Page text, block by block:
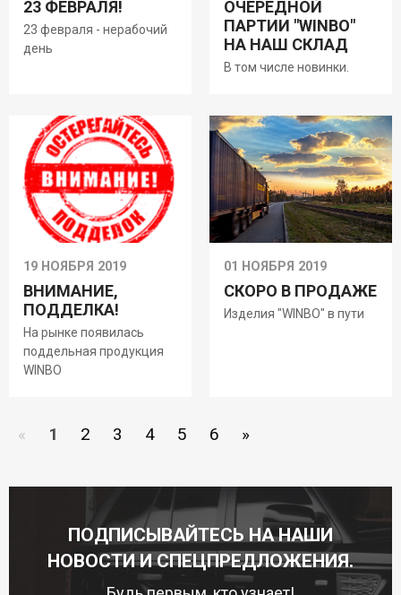
23 ФЕВРАЛЯ!
23 февраля - нерабочий
день
ОЧЕРЕДНОЙ
ПАРТИИ "WINBO"
НА НАШ СКЛАД
В том числе новинки.
19 НОЯБРЯ 2019
ВНИМАНИЕ,
ПОДДЕЛКА!
На рынке появилась
поддельная продукция
WINBO
01 НОЯБРЯ 2019
СКОРО В ПРОДАЖЕ
Изделия "WINBO" в пути
« 1 2 3 4 5 6 »
ПОДПИСЫВАЙТЕСЬ НА НАШИ
НОВОСТИ И СПЕЦПРЕДЛОЖЕНИЯ.